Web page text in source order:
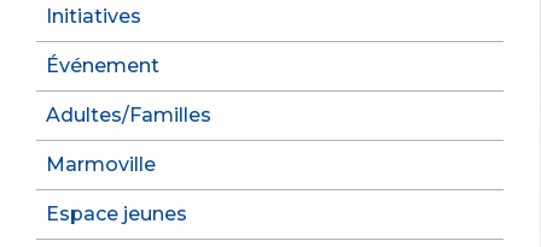
Initiatives
Événement
Adultes/Familles
Marmoville
Espace jeunes